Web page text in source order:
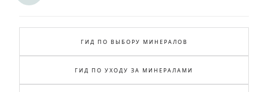
ГИД ПО ВЫБОРУ МИНЕРАЛОВ
ГИД ПО УХОДУ ЗА МИНЕРАЛАМИ